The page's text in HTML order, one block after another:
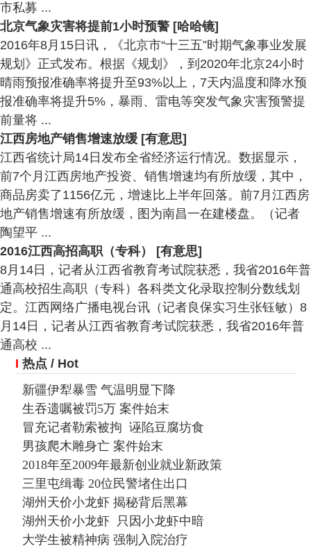
市私募 ...
北京气象灾害将提前1小时预警 [哈哈镜]
2016年8月15日讯，《北京市“十三五”时期气象事业发展
规划》正式发布。根据《规划》，到2020年北京24小时
晴雨预报准确率将提升至93%以上，7天内温度和降水预
报准确率将提升5%，暴雨、雷电等突发气象灾害预警提
前量将 ...
江西房地产销售增速放缓 [有意思]
江西省统计局14日发布全省经济运行情况。数据显示，
前7个月江西房地产投资、销售增速均有所放缓，其中，
商品房卖了1156亿元，增速比上半年回落。前7月江西房
地产销售增速有所放缓，图为南昌一在建楼盘。（记者
陶望平 ...
2016江西高招高职（专科） [有意思]
8月14日，记者从江西省教育考试院获悉，我省2016年普
通高校招生高职（专科）各科类文化录取控制分数线划
定。江西网络广播电视台讯（记者良保实习生张钰敏）8
月14日，记者从江西省教育考试院获悉，我省2016年普
通高校 ...
I热点/ Hot
新疆伊犁暴雪 气温明显下降
生吞遗嘱被罚5万 案件始末
冒充记者勒索被拘 诬陷豆腐坊食
男孩爬木雕身亡 案件始末
2018年至2009年最新创业就业新政策
三里屯缉毒 20位民警堵住出口
湖州天价小龙虾 揭秘背后黑幕
湖州天价小龙虾 只因小龙虾中暗
大学生被精神病 强制入院治疗